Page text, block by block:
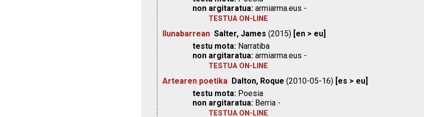
non argitaratua: armiarma.eus -
TESTUA ON-LINE
Ilunabarrean Salter, James (2015) [en > eu]
testu mota: Narratiba
non argitaratua: armiarma.eus -
TESTUA ON-LINE
Artearen poetika Dalton, Roque (2010-05-16) [es > eu]
testu mota: Poesia
non argitaratua: Berria -
TESTUA ON-LINE